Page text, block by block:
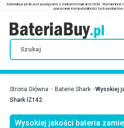
Strona Główna Baterie Shark
Wysokiej
Shark IZ142
Wysokiej jakości bateria